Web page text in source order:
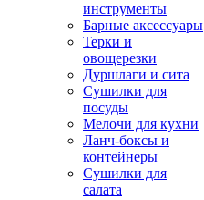
инструменты
Барные аксессуары
Терки и
овощерезки
Дуршлаги и сита
Сушилки для
посуды
Мелочи для кухни
Ланч-боксы и
контейнеры
Сушилки для
салата